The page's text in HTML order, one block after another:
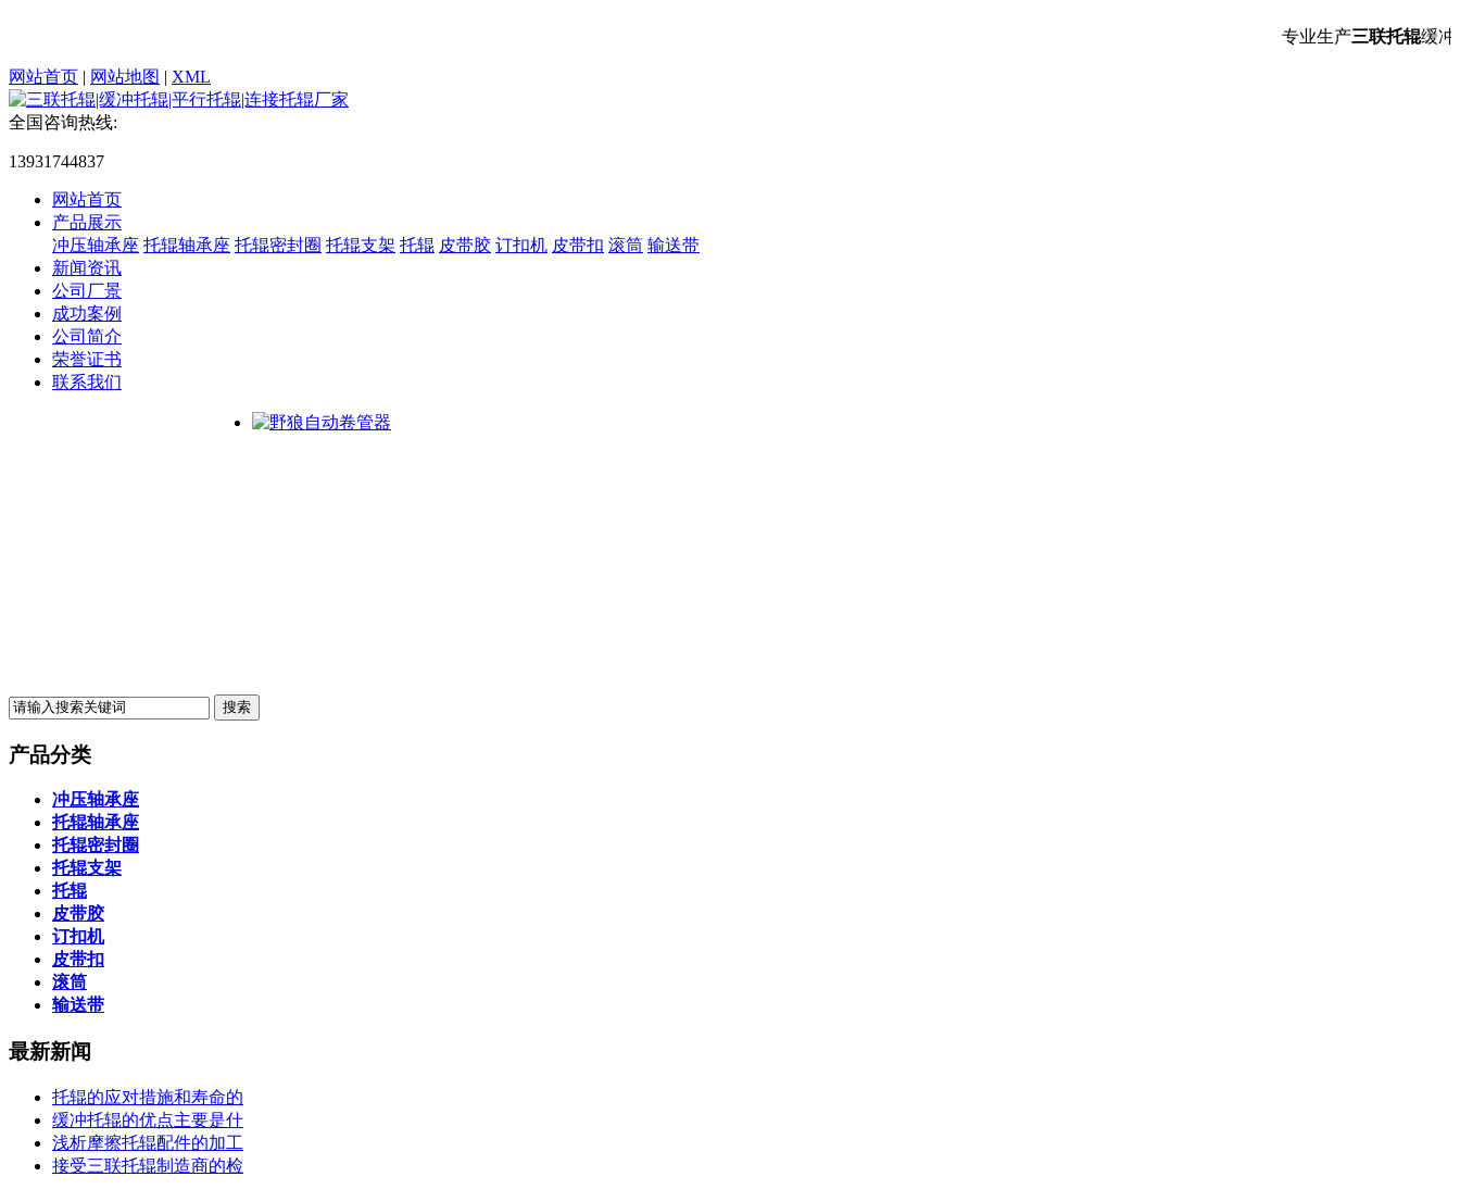
专业生产三联托辊缓冲
网站首页 | 网站地图 | XML
全国咨询热线:
13931744837
网站首页
产品展示
冲压轴承座 托辊轴承座 托辊密封圈 托辊支架 托辊 皮带胶 订扣机 皮带扣 滚筒 输送带
新闻资讯
公司厂景
成功案例
公司简介
荣誉证书
联系我们
产品分类
冲压轴承座
托辊轴承座
托辊密封圈
托辊支架
托辊
皮带胶
订扣机
皮带扣
滚筒
输送带
最新新闻
托辊的应对措施和寿命的
缓冲托辊的优点主要是什
浅析摩擦托辊配件的加工
接受三联托辊制造商的检